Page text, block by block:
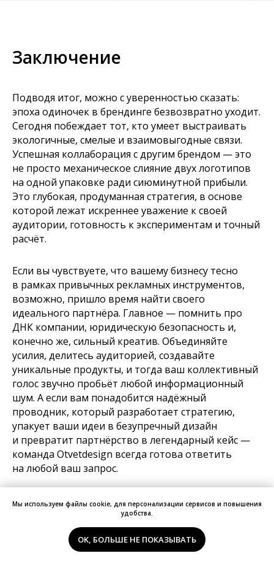
Заключение
Подводя итог, можно с уверенностью сказать:
эпоха одиночек в брендинге безвозвратно уходит.
Сегодня побеждает тот, кто умеет выстраивать
экологичные, смелые и взаимовыгодные связи.
Успешная коллаборация с другим брендом — это
не просто механическое слияние двух логотипов
на одной упаковке ради сиюминутной прибыли.
Это глубокая, продуманная стратегия, в основе
которой лежат искреннее уважение к своей
аудитории, готовность к экспериментам и точный
расчёт.
Если вы чувствуете, что вашему бизнесу тесно
в рамках привычных рекламных инструментов,
возможно, пришло время найти своего
идеального партнёра. Главное — помнить про
ДНК компании, юридическую безопасность и,
конечно же, сильный креатив. Объединяйте
усилия, делитесь аудиторией, создавайте
уникальные продукты, и тогда ваш коллективный
голос звучно пробьёт любой информационный
шум. А если вам понадобится надёжный
проводник, который разработает стратегию,
упакует ваши идеи в безупречный дизайн
и превратит партнёрство в легендарный кейс —
команда Otvetdesign всегда готова ответить
на любой ваш запрос.
Мы используем файлы cookie, для персонализации сервисов и повышения
удобства.
OK, БОЛЬШЕ НЕ ПОКАЗЫВАТЬ